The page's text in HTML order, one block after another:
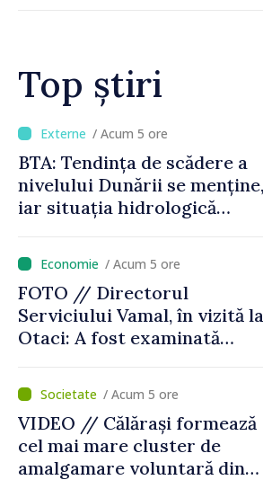
Top știri
/ Acum 2 ore
Energocom a asigurat
necesarul de energie
electrică pentru 8 august.
cetățenii să reducă
consumul în orele de vârf
/ Acum 5 ore
FOTO // Directorul
Serviciului Vamal, în vizită la
Otaci: A fost examinată
control vamal cu un scanner
performant/ Acum 5 ore
VIDEO // Călărași formează
cel mai mare cluster de
amalgamare voluntară din